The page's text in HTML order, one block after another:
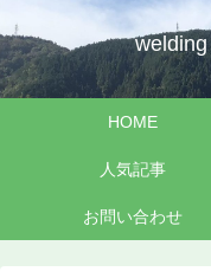
HOME
人気記事
お問い合わせ